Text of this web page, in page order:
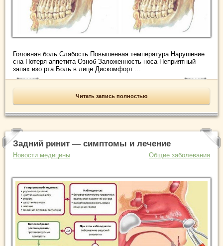
Головная боль Слабость Повышенная температура Нарушение
сна Потеря аппетита Озноб Заложенность носа Неприятный
запах изо рта Боль в лице Дискомфорт ...
Читать запись полностью
Задний ринит — симптомы и лечение
Новости медицины Общие заболевания